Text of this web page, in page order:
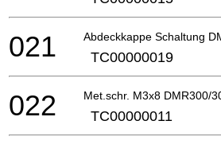
Abdeckkappe Schaltung
021 TC00000019
Met.schr. M3x8 DMR300/
022 TC00000011